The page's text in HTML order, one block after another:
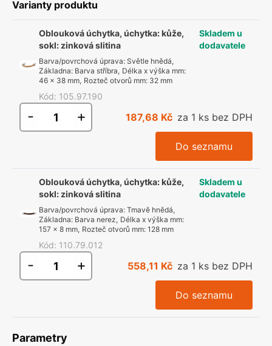
Varianty produktu
Oblouková úchytka, úchytka: kůže,
sokl: zinková slitina
Barva/povrchová úprava: Světle hnědá,
Základna: Barva stříbra, Délka x výška mm:
46 x 38 mm, Rozteč otvorů mm: 32 mm
Kód: 105.97.190
Skladem u
dodavatele
- + 187,68 Kč za 1 ks bez DPH
Do seznamu
Oblouková úchytka, úchytka: kůže,
sokl: zinková slitina
Barva/povrchová úprava: Tmavě hnědá,
Základna: Barva nerez, Délka x výška mm:
157 x 8 mm, Rozteč otvorů mm: 128 mm
Kód: 110.79.012
Skladem u
dodavatele
- + 558,11 Kč za 1 ks bez DPH
Do seznamu
Parametry